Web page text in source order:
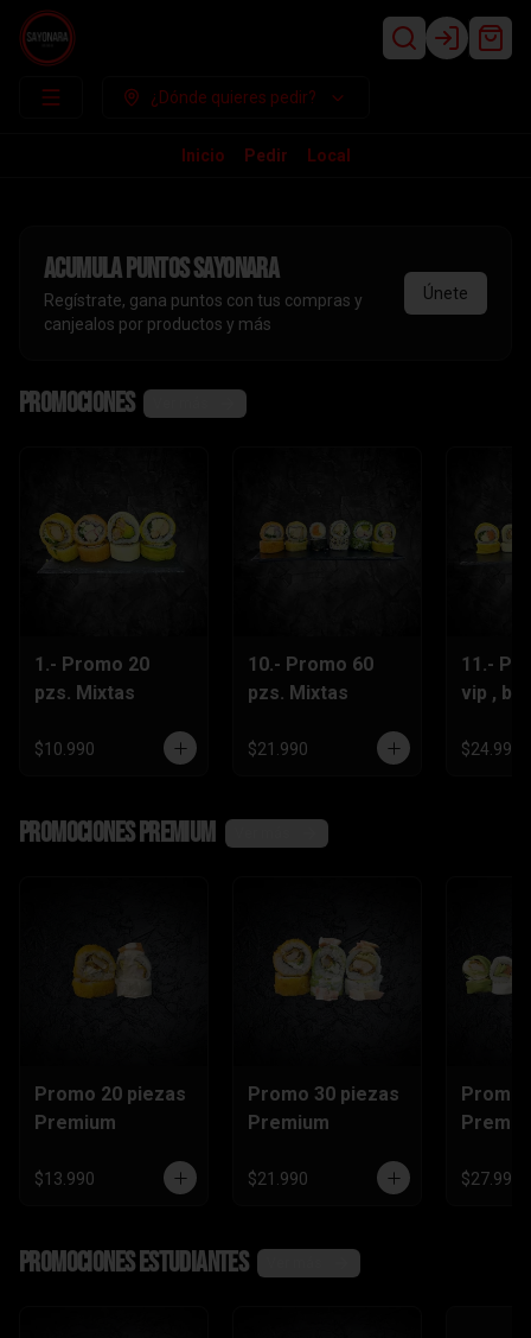
Login
¿Dónde quieres pedir?
Inicio Pedir Local
Acumulapuntos sayonara
Regístrate, gana puntos con tus compras y
canjealos por productos y más
Únete
Promociones
1.- Promo 20
pzs. Mixtas
$10.990
10.- Promo 60
pzs. Mixtas
$21.990
11.-
vip ,
$24.990
Promociones Premium
Promo 20 piezas
Premium
$13.990
Promo 30 piezas
Premium
$21.990
Promo
$27.990
Promociones Estudiantes